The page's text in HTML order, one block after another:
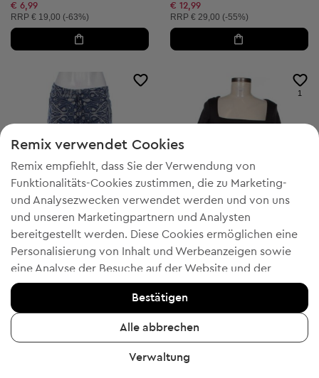
€ 6,99
Unverbindliche Preisempfehlung:
RRP € 19,00 (-63%)
€ 12,99
Unverbindliche Preisempfehlung:
RRP € 29,00 (-55%)
-20% mit WELCOME
Amisu
Damenhosen
Unverbindliche Preisempfehlung:
RRP
-20% mit WELCOME
1
Damen Bluse mit kurzen Ärmeln
€ 7,99
Remix verwendet Cookies
Remix empfiehlt, dass Sie der Verwendung von
Funktionalitäts-Cookies zustimmen, die zu Marketing-
und Analysezwecken verwendet werden und von uns
und unseren Marketingpartnern und Analysten
bereitgestellt werden. Diese Cookies ermöglichen eine
Personalisierung von Inhalt und Werbeanzeigen sowie
eine Analyse der Besuche auf der Website und der
mobilen App - Informationen, die uns helfen, Ihnen
Produkte zu zeigen, die Ihnen gefallen könnten. Wenn Sie
einverstanden sind, bestätigen Sie dies bitte, indem Sie
auf die Schaltfläche "Ja, ich stimme zu" klicken.
Um weitere Informationen zu erhalten, klicken Sie bitte
Bestätigen
Alle abbrechen
Verwaltung